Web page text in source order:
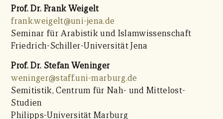
Prof. Dr. Frank Weigelt
frank.weigelt@uni-jena.de
Seminar für Arabistik und Islamwissenschaft
Friedrich-Schiller-Universität Jena
Prof. Dr. Stefan Weninger
weninger@staff.uni-marburg.de
Semitistik, Centrum für Nah- und Mittelost-
Studien
Philipps-Universität Marburg